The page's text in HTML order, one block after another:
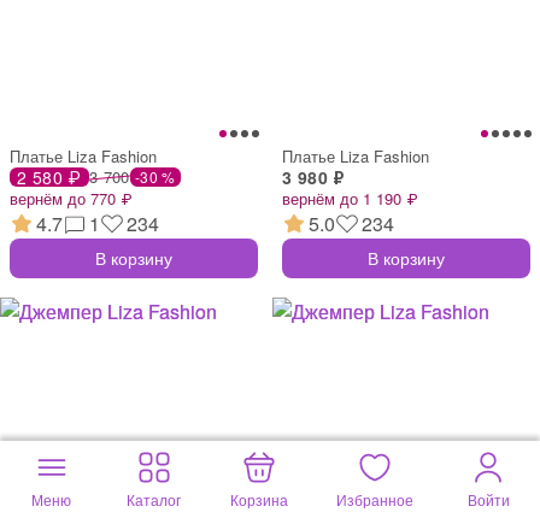
Платье Liza Fashion
2 580 ₽ 3 700 -30 %
вернём до 770 ₽
4.7 1 234
В корзину
Платье Liza Fashion
3 980 ₽
вернём до 1 190 ₽
5.0 234
В корзину
Меню Каталог Корзина Избранное Войти